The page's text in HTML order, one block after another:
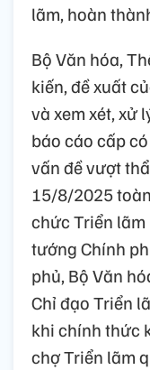
lãm, hoàn
Bộ Văn hóa,
kiến, đề xuất
và xem xét, xử
báo cáo cấp
vấn đề vượt
15/8/2025
chức Triển
tướng Chính
phủ, Bộ Văn
Chỉ đạo Triển
khi chính thức
chợ Triển lãm